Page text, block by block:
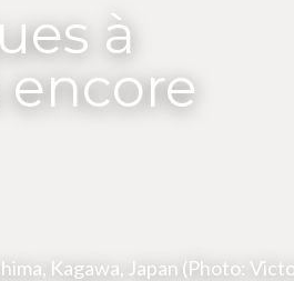
à
Kagawa, Japan (Photo: